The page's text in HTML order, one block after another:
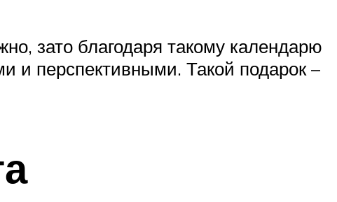
зато благодаря такому календарю
и перспективными. Такой подарок –